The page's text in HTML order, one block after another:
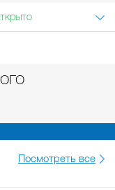
Посмотреть все